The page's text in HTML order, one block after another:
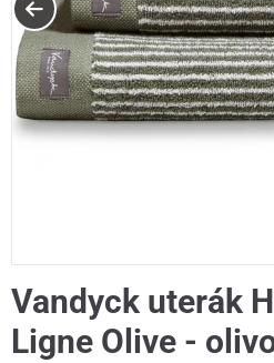
Vandyck uterák
Ligne Olive -